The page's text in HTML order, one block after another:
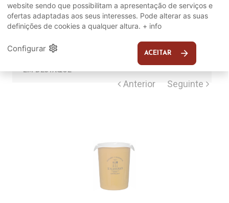
COMPLEMENTOS
EM DESTAQUE
website sendo que possibilitam a apresentação de serviços e
ofertas adaptadas aos seus interesses. Pode alterar as suas
definições de cookies a qualquer altura. + info
Configurar settings ACEITAR arrow_forward